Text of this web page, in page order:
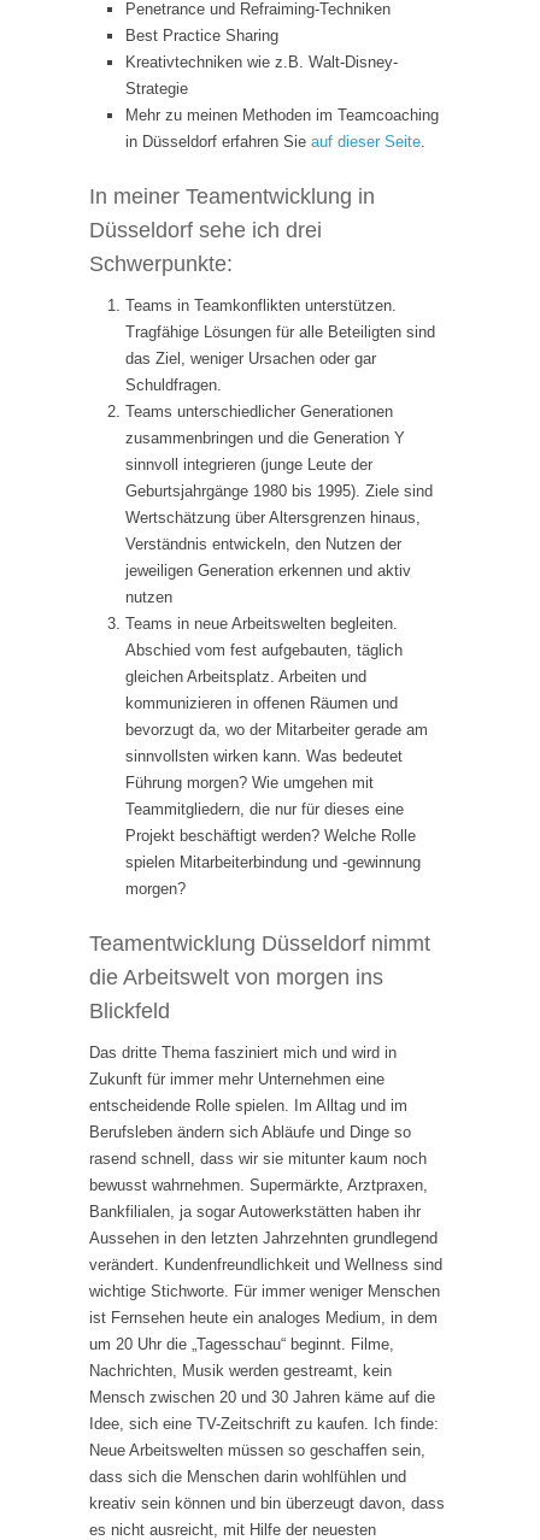
Penetrance und Refraiming-Techniken
Best Practice Sharing
Kreativtechniken wie z.B. Walt-Disney-
Strategie
Mehr zu meinen Methoden im Teamcoaching
in Düsseldorf erfahren Sie auf dieser Seite.
In meiner Teamentwicklung in
Düsseldorf sehe ich drei
Schwerpunkte:
Teams in Teamkonflikten unterstützen.
Tragfähige Lösungen für alle Beteiligten sind
das Ziel, weniger Ursachen oder gar
Schuldfragen.
Teams unterschiedlicher Generationen
zusammenbringen und die Generation Y
sinnvoll integrieren (junge Leute der
Geburtsjahrgänge 1980 bis 1995). Ziele sind
Wertschätzung über Altersgrenzen hinaus,
Verständnis entwickeln, den Nutzen der
jeweiligen Generation erkennen und aktiv
nutzen
Teams in neue Arbeitswelten begleiten.
Abschied vom fest aufgebauten, täglich
gleichen Arbeitsplatz. Arbeiten und
kommunizieren in offenen Räumen und
bevorzugt da, wo der Mitarbeiter gerade am
sinnvollsten wirken kann. Was bedeutet
Führung morgen? Wie umgehen mit
Teammitgliedern, die nur für dieses eine
Projekt beschäftigt werden? Welche Rolle
spielen Mitarbeiterbindung und -gewinnung
morgen?
Teamentwicklung Düsseldorf nimmt
die Arbeitswelt von morgen ins
Blickfeld
Das dritte Thema fasziniert mich und wird in
Zukunft für immer mehr Unternehmen eine
entscheidende Rolle spielen. Im Alltag und im
Berufsleben ändern sich Abläufe und Dinge so
rasend schnell, dass wir sie mitunter kaum noch
bewusst wahrnehmen. Supermärkte, Arztpraxen,
Bankfilialen, ja sogar Autowerkstätten haben ihr
Aussehen in den letzten Jahrzehnten grundlegend
verändert. Kundenfreundlichkeit und Wellness sind
wichtige Stichworte. Für immer weniger Menschen
ist Fernsehen heute ein analoges Medium, in dem
um 20 Uhr die „Tagesschau“ beginnt. Filme,
Nachrichten, Musik werden gestreamt, kein
Mensch zwischen 20 und 30 Jahren käme auf die
Idee, sich eine TV-Zeitschrift zu kaufen. Ich finde:
Neue Arbeitswelten müssen so geschaffen sein,
dass sich die Menschen darin wohlfühlen und
kreativ sein können und bin überzeugt davon, dass
es nicht ausreicht, mit Hilfe der neuesten